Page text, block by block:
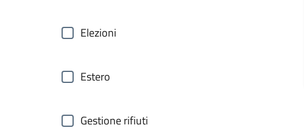
Elezioni
Estero
Gestione rifiuti